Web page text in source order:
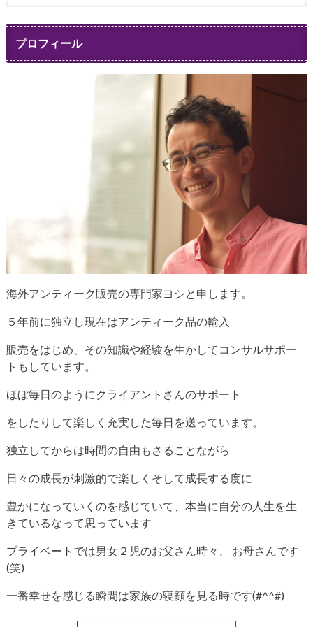
プロフィール
海外アンティーク販売の専門家ヨシと申します。
５年前に独立し現在はアンティーク品の輸入
販売をはじめ、その知識や経験を生かしてコンサルサポー
トもしています。
ほぼ毎日のようにクライアントさんのサポート
をしたりして楽しく充実した毎日を送っています。
独立してからは時間の自由もさることながら
日々の成長が刺激的で楽しくそして成長する度に
豊かになっていくのを感じていて、本当に自分の人生を生
きているなって思っています
プライベートでは男女２児のお父さん時々、
お母さんです
(笑)
一番幸せを感じる瞬間は家族の寝顔を見る時です(#^^#)